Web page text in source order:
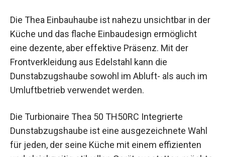
Die Thea Einbauhaube ist nahezu unsichtbar in der
Küche und das flache Einbaudesign ermöglicht
eine dezente, aber effektive Präsenz. Mit der
Frontverkleidung aus Edelstahl kann die
Dunstabzugshaube sowohl im Abluft- als auch im
Umluftbetrieb verwendet werden.
Die Turbionaire Thea 50 TH50RC Integrierte
Dunstabzugshaube ist eine ausgezeichnete Wahl
für jeden, der seine Küche mit einem effizienten